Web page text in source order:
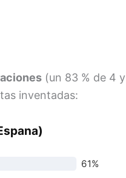
(un 83 % de 4 y
inventadas:
61%